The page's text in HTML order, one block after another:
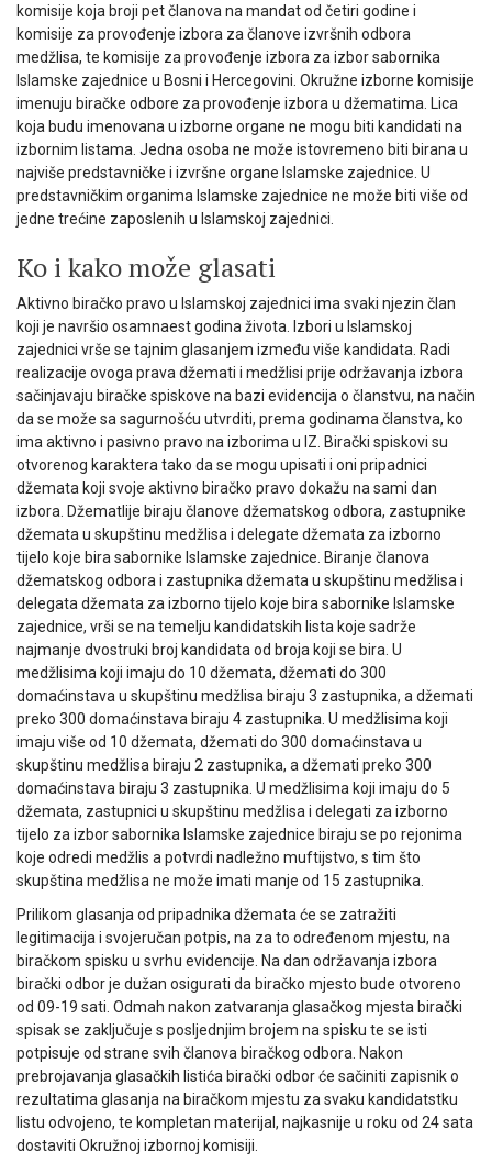
komisije koja broji pet članova na mandat od četiri godine i
komisije za provođenje izbora za članove izvršnih odbora
medžlisa, te komisije za provođenje izbora za izbor sabornika
Islamske zajednice u Bosni i Hercegovini. Okružne izborne komisije
imenuju biračke odbore za provođenje izbora u džematima. Lica
koja budu imenovana u izborne organe ne mogu biti kandidati na
izbornim listama. Jedna osoba ne može istovremeno biti birana u
najviše predstavničke i izvršne organe Islamske zajednice. U
predstavničkim organima Islamske zajednice ne može biti više od
jedne trećine zaposlenih u Islamskoj zajednici.
Ko i kako može glasati
Aktivno biračko pravo u Islamskoj zajednici ima svaki njezin član
koji je navršio osamnaest godina života. Izbori u Islamskoj
zajednici vrše se tajnim glasanjem između više kandidata. Radi
realizacije ovoga prava džemati i medžlisi prije održavanja izbora
sačinjavaju biračke spiskove na bazi evidencija o članstvu, na način
da se može sa sagurnošću utvrditi, prema godinama članstva, ko
ima aktivno i pasivno pravo na izborima u IZ. Birački spiskovi su
otvorenog karaktera tako da se mogu upisati i oni pripadnici
džemata koji svoje aktivno biračko pravo dokažu na sami dan
izbora. Džematlije biraju članove džematskog odbora, zastupnike
džemata u skupštinu medžlisa i delegate džemata za izborno
tijelo koje bira sabornike Islamske zajednice. Biranje članova
džematskog odbora i zastupnika džemata u skupštinu medžlisa i
delegata džemata za izborno tijelo koje bira sabornike Islamske
zajednice, vrši se na temelju kandidatskih lista koje sadrže
najmanje dvostruki broj kandidata od broja koji se bira. U
medžlisima koji imaju do 10 džemata, džemati do 300
domaćinstava u skupštinu medžlisa biraju 3 zastupnika, a džemati
preko 300 domaćinstava biraju 4 zastupnika. U medžlisima koji
imaju više od 10 džemata, džemati do 300 domaćinstava u
skupštinu medžlisa biraju 2 zastupnika, a džemati preko 300
domaćinstava biraju 3 zastupnika. U medžlisima koji imaju do 5
džemata, zastupnici u skupštinu medžlisa i delegati za izborno
tijelo za izbor sabornika Islamske zajednice biraju se po rejonima
koje odredi medžlis a potvrdi nadležno muftijstvo, s tim što
skupština medžlisa ne može imati manje od 15 zastupnika.
Prilikom glasanja od pripadnika džemata će se zatražiti
legitimacija i svojeručan potpis, na za to određenom mjestu, na
biračkom spisku u svrhu evidencije. Na dan održavanja izbora
birački odbor je dužan osigurati da biračko mjesto bude otvoreno
od 09-19 sati. Odmah nakon zatvaranja glasačkog mjesta birački
spisak se zaključuje s posljednjim brojem na spisku te se isti
potpisuje od strane svih članova biračkog odbora. Nakon
prebrojavanja glasačkih listića birački odbor će sačiniti zapisnik o
rezultatima glasanja na biračkom mjestu za svaku kandidatstku
listu odvojeno, te kompletan materijal, najkasnije u roku od 24 sata
dostaviti Okružnoj izbornoj komisiji.